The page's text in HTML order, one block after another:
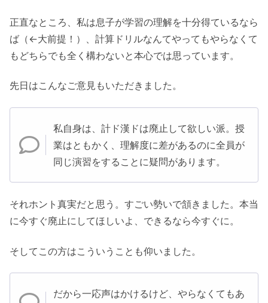
正直なところ、私は息子が学習の理解を十分得ているなら
ば（←大前提！）、計算ドリルなんてやってもやらなくて
もどちらでも全く構わないと本心では思っています。
先日はこんなご意見もいただきました。
私自身は、計ド漢ドは廃止して欲しい派。授
業はともかく、理解度に差があるのに全員が
同じ演習をすることに疑問があります。
それホント真実だと思う。すごい勢いで頷きました。本当
に今すぐ廃止にしてほしいよ、できるなら今すぐに。
そしてこの方はこういうことも仰いました。
だから一応声はかけるけど、やらなくてもあ